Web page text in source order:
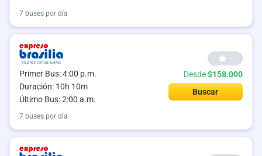
7 buses por día
Primer Bus: 4:00 p.m.
Duración: 10h 10m
Último Bus: 2:00 a.m.
--
Desde$158.000
Buscar
7 buses por día